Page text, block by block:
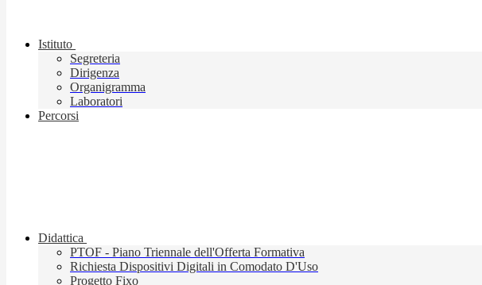
Istituto
Segreteria
Dirigenza
Organigramma
Laboratori
Percorsi
Didattica
PTOF - Piano Triennale dell'Offerta Formativa
Richiesta Dispositivi Digitali in Comodato D'Uso
Progetto Fixo